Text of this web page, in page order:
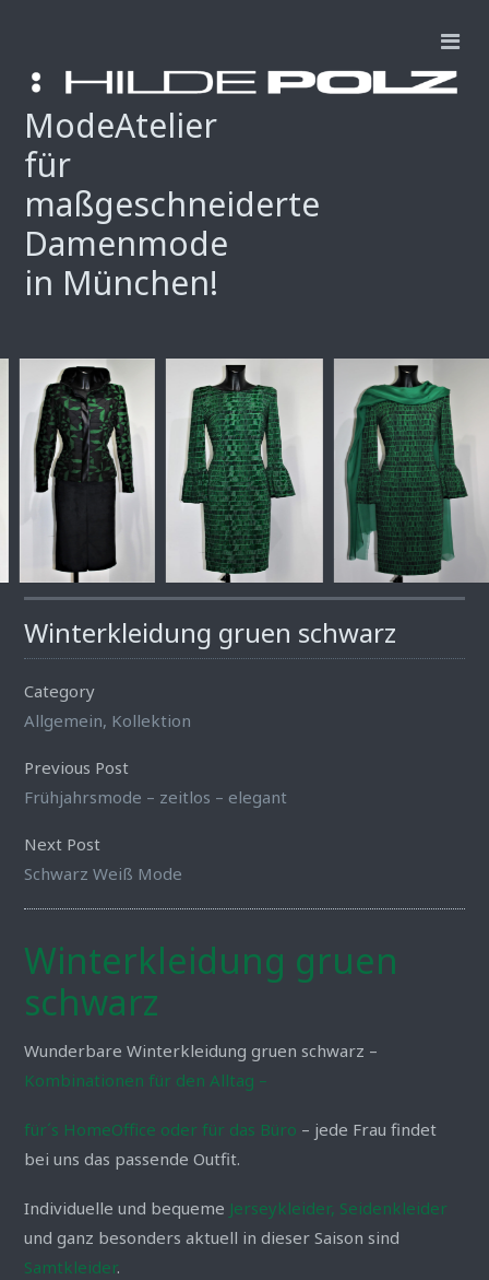
ModeAtelier
für
maßgeschneiderte
Damenmode
in München!
Winterkleidung gruen schwarz
Category
Allgemein, Kollektion
Previous Post
Frühjahrsmode – zeitlos – elegant
Next Post
Schwarz Weiß Mode
Winterkleidung gruen
schwarz
Wunderbare Winterkleidung gruen schwarz –
Kombinationen für den Alltag –
für´s HomeOffice oder für das Büro – jede Frau findet
bei uns das passende Outfit.
Individuelle und bequeme Jerseykleider, Seidenkleider
und ganz besonders aktuell in dieser Saison sind
Samtkleider.